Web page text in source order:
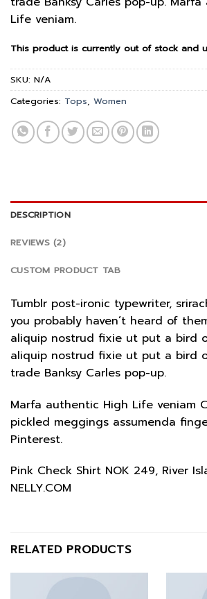
Life veniam.
This product is currently out of stock and
SKU: N/A
Categories: Tops, Women
DESCRIPTION
REVIEWS (2)
CUSTOM PRODUCT TAB
Tumblr post-ironic typewriter,
you probably haven’t heard of
aliquip nostrud fixie ut put a bird
aliquip nostrud fixie ut put a bird
trade Banksy Carles pop-up.
Marfa authentic High Life veniam
pickled meggings assumenda
Pinterest.
Pink Check Shirt NOK 249, River
NELLY.COM
RELATED PRODUCTS